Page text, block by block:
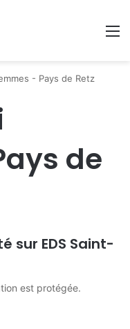
- Pays de Retz
de
sur EDS Saint-
est protégée.